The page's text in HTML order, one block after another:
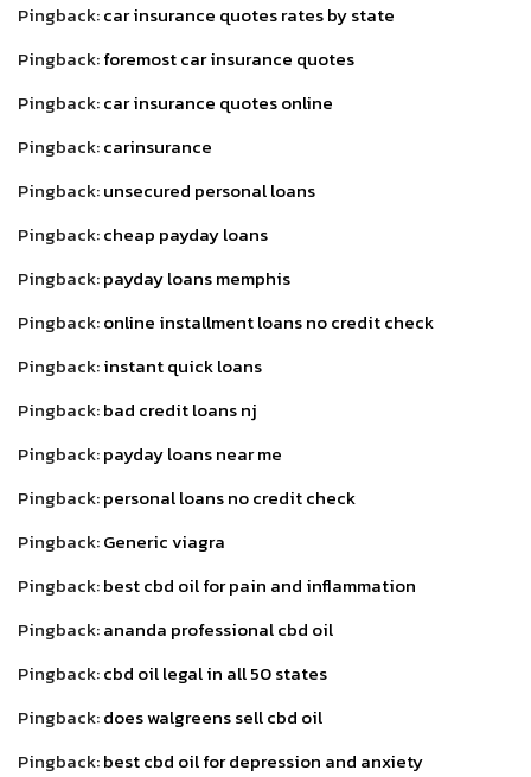
Pingback:car insurance quotes rates by state
Pingback:foremost car insurance quotes
Pingback:car insurance quotes online
Pingback:carinsurance
Pingback:unsecured personal loans
Pingback:cheap payday loans
Pingback:payday loans memphis
Pingback:online installment loans no credit check
Pingback:instant quick loans
Pingback:bad credit loans nj
Pingback:payday loans near me
Pingback:personal loans no credit check
Pingback:Generic viagra
Pingback:best cbd oil for pain and inflammation
Pingback:ananda professional cbd oil
Pingback:cbd oil legal in all 50 states
Pingback:does walgreens sell cbd oil
Pingback:best cbd oil for depression and anxiety